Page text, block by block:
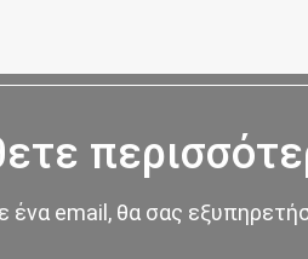
ένα email, θα σας